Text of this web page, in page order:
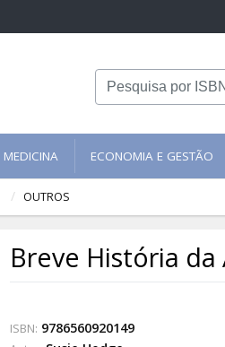
MEDICINA ECONOMIA E GESTÃO
OUTROS
Breve História
ISBN: 9786560920149